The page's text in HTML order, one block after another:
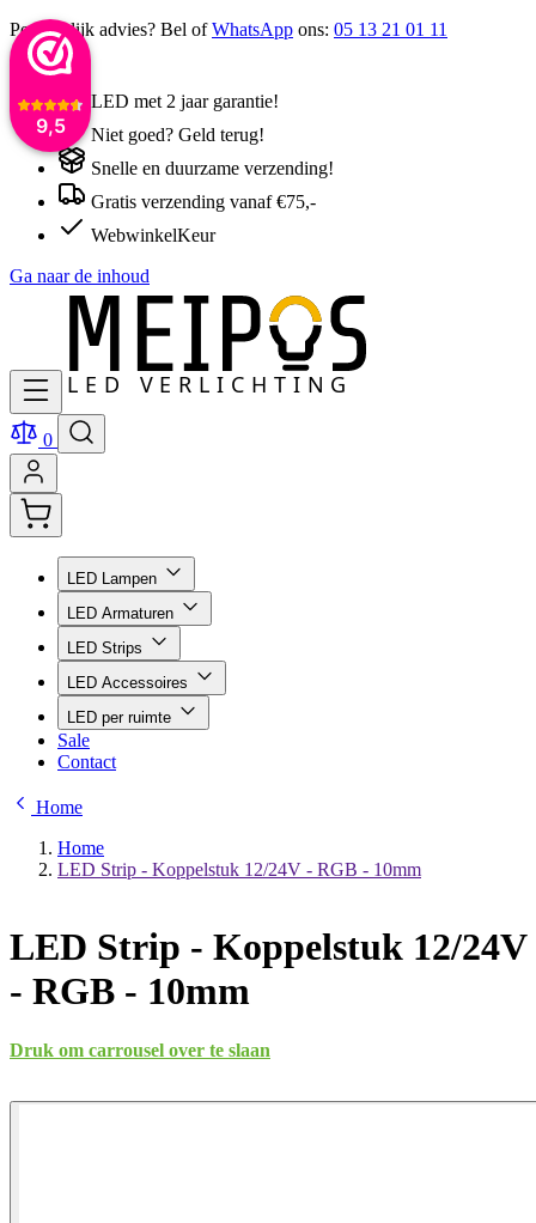
9,5
Persoonlijk advies? Bel ofWhatsApp ons: 05 13 21 01 11
LED met 2 jaar garantie!
Niet goed? Geld terug!
Snelle en duurzame verzending!
Gratis verzending vanaf €75,-
WebwinkelKeur
Ga naar de inhoud
0
LED Lampen
LED Armaturen
LED Strips
LED Accessoires
LED per ruimte
Sale
Contact
Home
Home
LED Strip - Koppelstuk 12/24V - RGB - 10mm
LED Strip - Koppelstuk 12/24V
- RGB - 10mm
Druk om carrousel over te slaan